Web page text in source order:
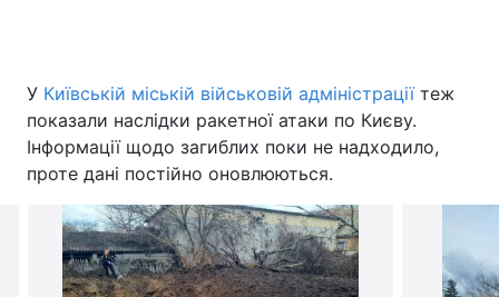
У Київській міській військовій адміністраціїтеж
показали наслідки ракетної атаки по Києву.
Інформації щодо загиблих поки не надходило,
проте дані постійно оновлюються.